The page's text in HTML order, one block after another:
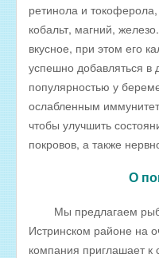
Оптовые цены на
Оптовые цены на
Оптовые цены на
Оптовые цены на
Скачать все прайсы в
МЯСНАЯ
ОБРАТНАЯ СВЯЗЬ
ретинола и
кобальт, магний,
вкусное, при этом его
успешно добавляться в
популярностью у
ослабленным
чтобы улучшить
покровов, а также
О
Мы предлагаем
Истринском районе на
компания приглашает к